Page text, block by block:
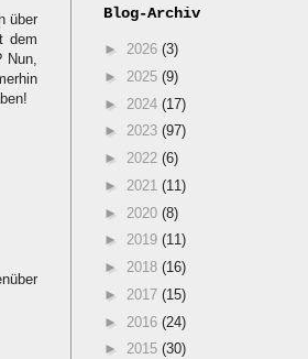
über
dem
Blog-Archiv
► 2026 (3)
► 2025 (9)
► 2024 (17)
► 2023 (97)
► 2022 (6)
► 2021 (11)
► 2020 (8)
► 2019 (11)
► 2018 (16)
► 2017 (15)
► 2016 (24)
► 2015 (30)